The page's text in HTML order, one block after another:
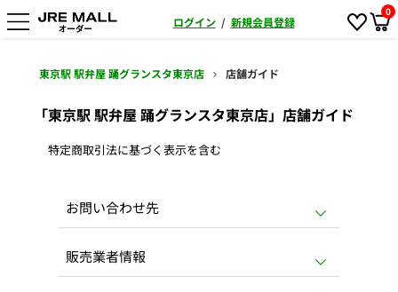
ログイン / 新規会員登録
0
東京駅 駅弁屋 踊グランスタ東京店 店舗ガイド
「東京駅 駅弁屋 踊グランスタ東京店」店舗ガイド
特定商取引法に基づく表示を含む
お問い合わせ先
販売業者情報